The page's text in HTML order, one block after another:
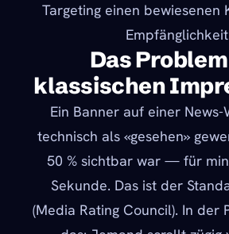
Targeting einen bewiesenen
Das
klassischen
Ein Banner auf einer
technisch als «gesehen»
50 % sichtbar war — für
Sekunde. Das ist der
(Media Rating Council). In der